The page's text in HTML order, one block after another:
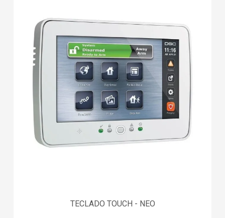
TECLADO TOUCH - NEO